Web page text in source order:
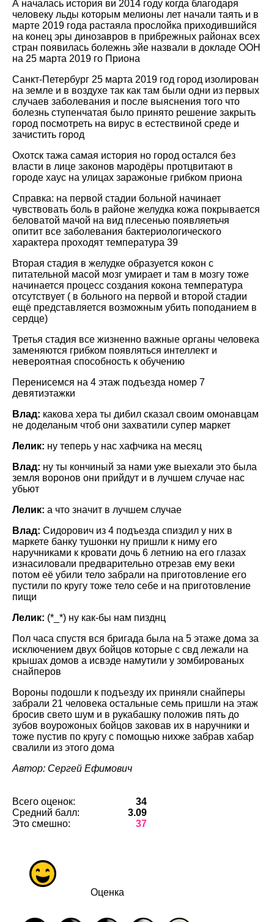
А началась история ви 2014 году когда благодаря
человеку льды которым мелионы лет начали таять и в
марте 2019 года растаяла прослойка приходившийся
на конец эры динозавров в прибрежных районах всех
стран появилась болежнь эйе назвали в докладе ООН
на 25 марта 2019 го Приона
Санкт-Петербург 25 марта 2019 год город изолирован
на земле и в воздухе так как там были одни из первых
случаев заболевания и после выяснения того что
болезнь ступенчатая было принято решение закрыть
город посмотреть на вирус в естествиной среде и
зачистить город
Охотск тажа самая история но город остался без
власти в лице законов мародёры протцвитают в
городе хаус на улицах заражоные грибком приона
Справка: на первой стадии больной начинает
чувствовать боль в районе желудка кожа покрывается
беловатой мачой на вид плесенью появляетьчя
опитит все заболевания бактериологического
характера проходят температура 39
Вторая стадия в желудке образуется кокон с
питательной масой мозг умирает и там в мозгу тоже
начинается процесс создания кокона температура
отсутствует ( в больного на первой и второй стадии
ещё представляется возможным убить поподанием в
сердце)
Третья стадия все жизненно важные органы человека
заменяются грибком появляться интеллект и
невероятная способность к обучению
Перенисемся на 4 этаж подъезда номер 7
девятиэтажки
Влад: какова хера ты дибил сказал своим омонавцам
не доделаным чтоб они захватили супер маркет
Лелик: ну теперь у нас хафчика на месяц
Влад: ну ты кончиный за нами уже выехали это была
земля воронов они прийдут и в лучшем случае нас
убьют
Лелик: а что значит в лучшем случае
Влад: Сидорович из 4 подъезда спиздил у них в
маркете банку тушонки ну пришли к ниму его
наручниками к кровати дочь 6 летнию на его глазах
изнасиловали предварительно отрезав ему веки
потом её убили тело забрали на приготовление его
пустили по кругу тоже тело себе и на приготовление
пищи
Лелик: (*_*) ну как-бы нам пизднц
Пол часа спустя вся бригада была на 5 этаже дома за
исключением двух бойцов которые с свд лежали на
крышах домов а исвэде намутили у зомбированых
снайперов
Вороны подошли к подъезду их приняли снайперы
забрали 21 человека остальные семь пришли на этаж
бросив свето шум и в рукабашку положив пять до
зубов воурожоных бойцов заковав их в наручники и
тоже пустив по кругу с помощью нихже забрав хабар
свалили из этого дома
Автор: Сергей Ефимович
Всего оценок:
34
Средний балл:
3.09
Это смешно:
37
Оценка